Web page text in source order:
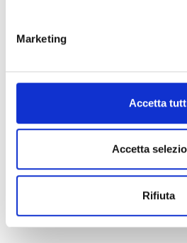
Marketing
Accetta
Accetta
Rifiuta
POST RECENTI
SUL ROCCIAMELONE SI
NEVE… CADUTA A ROMA IL 5
04 ago 2026
TURISMO E CELEBRA LA
29 lug 2026